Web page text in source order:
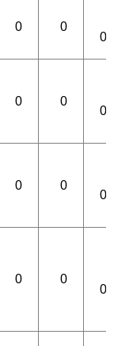
0 0
0 0
0 0
0 0